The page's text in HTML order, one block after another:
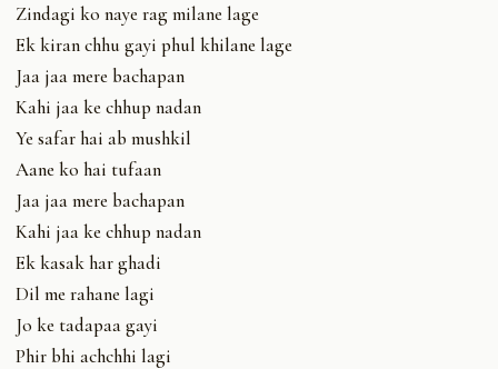
Zindagi ko naye rag milane lage
Ek kiran chhu gayi phul khilane lage
Jaa jaa mere bachapan
Kahi jaa ke chhup nadan
Ye safar hai ab mushkil
Aane ko hai tufaan
Jaa jaa mere bachapan
Kahi jaa ke chhup nadan
Ek kasak har ghadi
Dil me rahane lagi
Jo ke tadapaa gayi
Phir bhi achchhi lagi